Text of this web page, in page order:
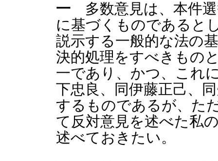
一 多数意見は、本件
に基づくものであると
説示する一般的な法の
決的処理をすべきもの
一であり、かつ、これ
下忠良、同伊藤正己、
するものであるが、た
て反対意見を述べた私
述べておきたい。